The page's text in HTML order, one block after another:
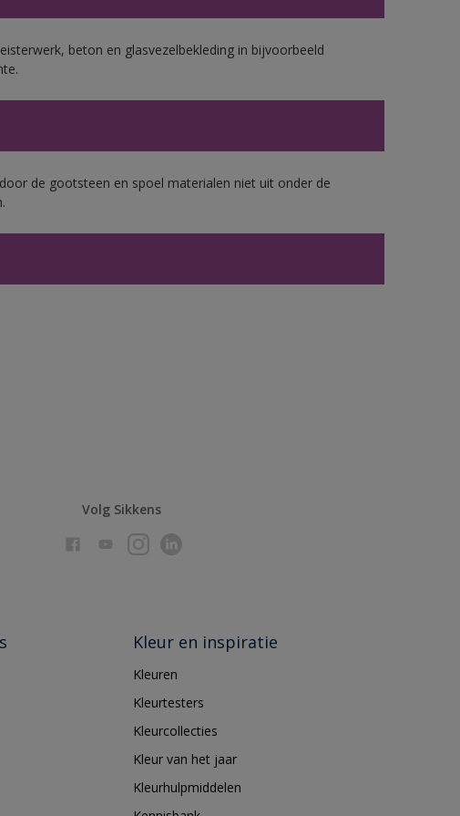
beton en glasvezelbekleding in bijvoorbeeld
de gootsteen en spoel materialen niet uit onder de
Volg Sikkens
Kleur en inspiratie
Kleuren
Kleurtesters
Kleurcollecties
Kleur van het jaar
Kleurhulpmiddelen